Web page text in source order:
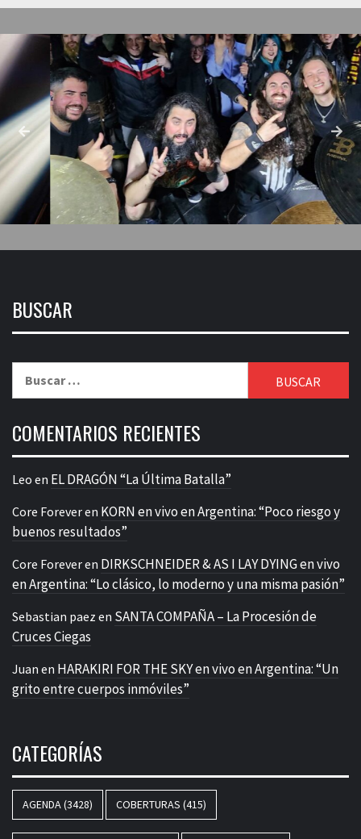
BUSCAR
COMENTARIOS RECIENTES
Leo en EL DRAGÓN “La Última Batalla”
Core Foreveren KORN en vivo en Argentina: “Poco riesgo y
buenos resultados”
Core Foreveren DIRKSCHNEIDER & AS I LAY DYING en vivo
en Argentina: “Lo clásico, lo moderno y una misma pasión”
Sebastian paez en SANTA COMPAÑA – La Procesión de
Cruces Ciegas
Juan en HARAKIRI FOR THE SKY en vivo en Argentina: “Un
grito entre cuerpos inmóviles”
CATEGORÍAS
AGENDA(3428) COBERTURAS (415)